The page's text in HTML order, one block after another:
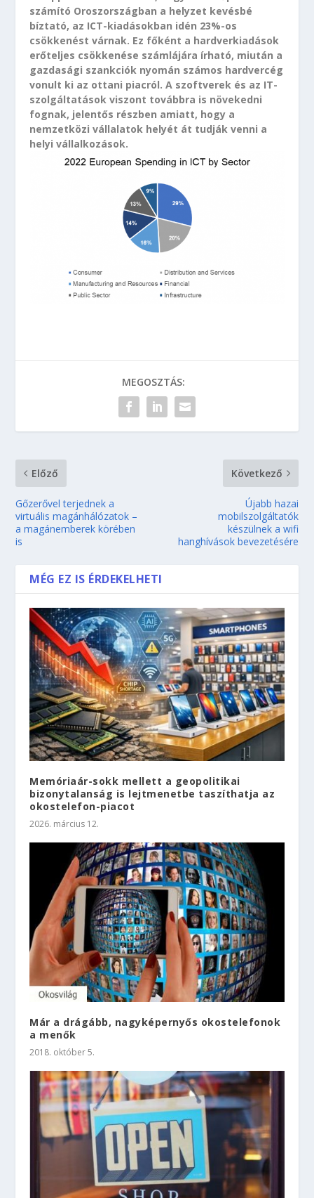
számító Oroszországban a helyzet kevésbé
bíztató, az ICT-kiadásokban idén 23%-os
csökkenést várnak. Ez főként a hardverkiadások
erőteljes csökkenése számlájára írható, miután a
gazdasági szankciók nyomán számos hardvercég
vonult ki az ottani piacról. A szoftverek és az IT-
szolgáltatások viszont továbbra is növekedni
fognak, jelentős részben amiatt, hogy a
nemzetközi vállalatok helyét át tudják venni a
helyi vállalkozások.
MEGOSZTÁS:
Előző
Gőzerővel terjednek a
virtuális magánhálózatok –
a magánemberek körében
is
Következő
Újabb hazai
mobilszolgáltatók
készülnek a wifi
hanghívások bevezetésére
MÉG EZ IS ÉRDEKELHETI
Memóriaár-sokk mellett a geopolitikai
bizonytalanság is lejtmenetbe taszíthatja az
okostelefon-piacot
2026. március 12.
Már a drágább, nagyképernyős okostelefonok
a menők
2018. október 5.